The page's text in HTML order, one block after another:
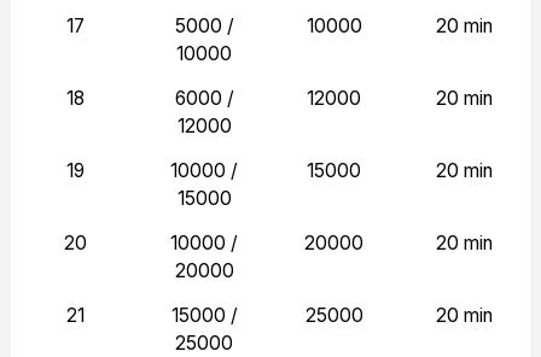
17
5000 /
10000
10000 20 min
18
6000 /
12000
12000 20 min
19
10000 /
15000
15000 20 min
20
10000 /
20000
20000 20 min
21
15000 /
25000
25000 20 min